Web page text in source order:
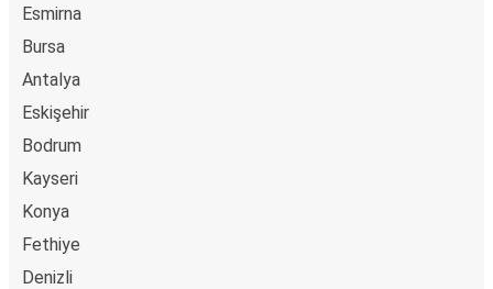
Esmirna
Bursa
Antalya
Eskişehir
Bodrum
Kayseri
Konya
Fethiye
Denizli